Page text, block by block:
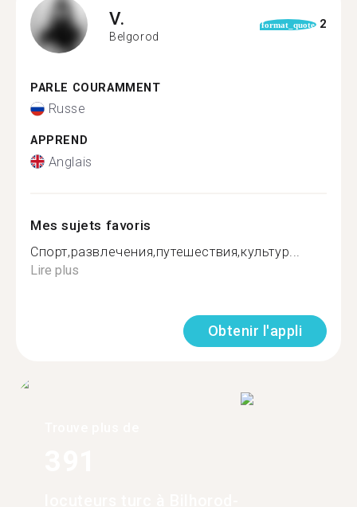
V.
Belgorod
format_quote 2
PARLE COURAMMENT
Russe
APPREND
Anglais
Mes sujets favoris
Спорт,развлечения,путешествия,культур...
Lire plus
Obtenir l'appli